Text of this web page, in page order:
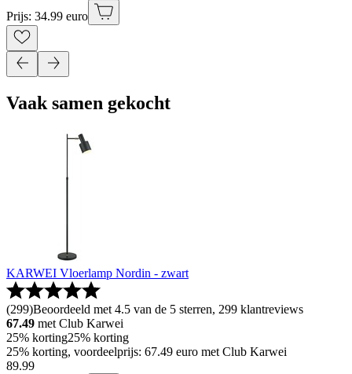
Prijs: 34.99 euro
Vaak samen gekocht
KARWEI Vloerlamp Nordin - zwart
(299)Beoordeeld met 4.5 van de 5 sterren, 299 klantreviews
67.49 met Club Karwei
25% korting25% korting
25% korting, voordeelprijs: 67.49 euro met Club Karwei
89.99